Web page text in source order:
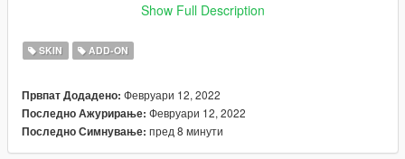
- Public Release!
Show Full Description
SKIN ADD-ON
Првпат Додадено: Февруари 12, 2022
Последно Ажурирање: Февруари 12, 2022
Последно Симнување: пред 8 минути